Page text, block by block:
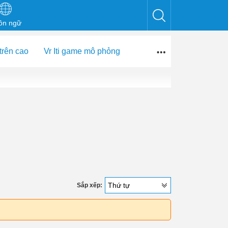
ngữ
cao Vr Iti game mô phỏng
Sắp xếp: Thứ tự
Nghiệp An